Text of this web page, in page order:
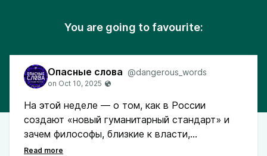
You are going to favourite:
Опасные слова @dangerous_words
На этой неделе — о том, как в России
создают «новый гуманитарный стандарт» и
зачем философы, близкие к власти,
вырабатывают «русскую идею как